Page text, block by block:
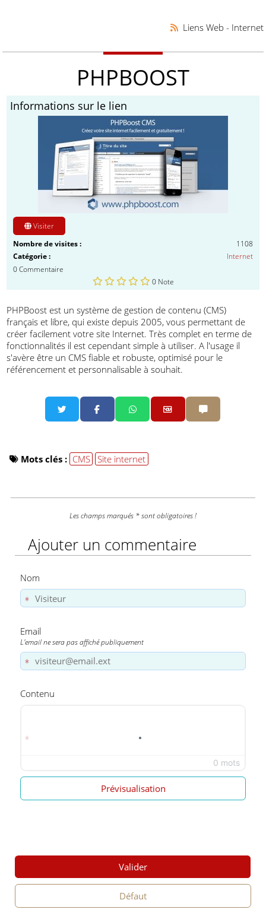
Liens Web - Internet
PHPBOOST
Informations sur le lien
Visiter
Nombre de visites :
1108
Catégorie :
Internet
0 Commentaire
0 Note
PHPBoost est un système de gestion de contenu (CMS)
français et libre, qui existe depuis 2005, vous permettant de
créer facilement votre site Internet. Très complet en terme de
fonctionnalités il est cependant simple à utiliser. A l'usage il
s'avère être un CMS fiable et robuste, optimisé pour le
référencement et personnalisable à souhait.
Partager par email
Mots clés : CMS Site internet
Les champs marqués * sont obligatoires !
Ajouter un commentaire
Nom
Email
L'email ne sera pas affiché publiquement
Contenu
0 mots
Prévisualisation
Valider
Défaut